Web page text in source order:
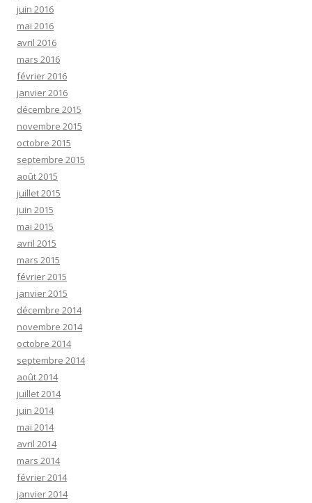
juin 2016
mai 2016
avril 2016
mars 2016
février 2016
janvier 2016
décembre 2015
novembre 2015
octobre 2015
septembre 2015
août 2015
juillet 2015
juin 2015
mai 2015
avril 2015
mars 2015
février 2015
janvier 2015
décembre 2014
novembre 2014
octobre 2014
septembre 2014
août 2014
juillet 2014
juin 2014
mai 2014
avril 2014
mars 2014
février 2014
janvier 2014